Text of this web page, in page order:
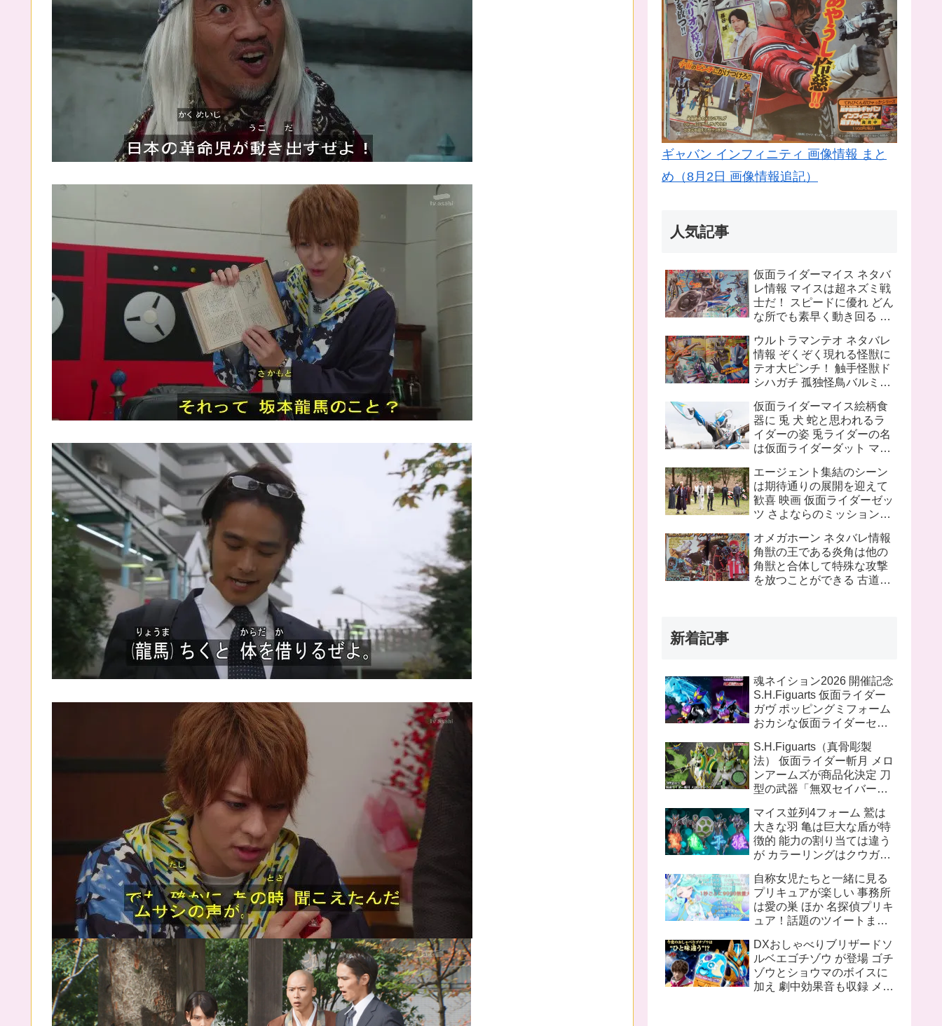
ギャバン インフィニティ 画像情報 まと
め（8月2日 画像情報追記）
人気記事
仮面ライダーマイス ネタバ
レ情報 マイスは超ネズミ戦
士だ！ スピードに優れ どん
な所でも素早く動き回る ラ
器は大剣マオウブレイド も
う一人の猫 リドはマオウの
為闘う
ウルトラマンテオ ネタバレ
情報 ぞくぞく現れる怪獣に
テオ大ピンチ！ 触手怪獣ド
シハガチ 孤独怪鳥バルミリ
ピンチにプッチーが巨大化
したぞ！
仮面ライダーマイス絵柄食
器に 兎 犬 蛇と思われるラ
イダーの姿 兎ライダーの名
は仮面ライダーダット マイ
タートルフレーム
エージェント集結のシーン
は期待通りの展開を迎えて
歓喜 映画 仮面ライダーゼッ
ツ さよならのミッションネ
オメガホーン ネタバレ情報
角獣の王である炎角は他の
角獣と合体して特殊な攻撃
を放つことができる 古道具
新着記事
魂ネイション2026 開催記念
S.H.Figuarts 仮面ライダー
ガヴ ポッピングミフォーム
おカシな仮面ライダーセッ
法） 仮面ライダー1号／本
郷猛（仮面ライダーTHE
FIRST）
S.H.Figuarts（真骨彫製
法） 仮面ライダー斬月 メロ
ンアームズが商品化決定 刀
型の武器「無双セイバー」
「メロンディフェンダー」
が付属
マイス並列4フォーム 鷲は
大きな羽 亀は巨大な盾が特
徴的 能力の割り当ては違う
が カラーリングはクウガと
姿が不明なのは 丑 辰 午 申
亥 の5人
自称女児たちと一緒に見る
プリキュアが楽しい 事務所
は愛の巣 ほか 名探偵プリキ
ュア！話題のツイートまと
DXおしゃべりブリザードソ
ルベエゴチゾウ が登場 ゴチ
ゾウとショウマのボイスに
加え 劇中効果音も収録 メタ